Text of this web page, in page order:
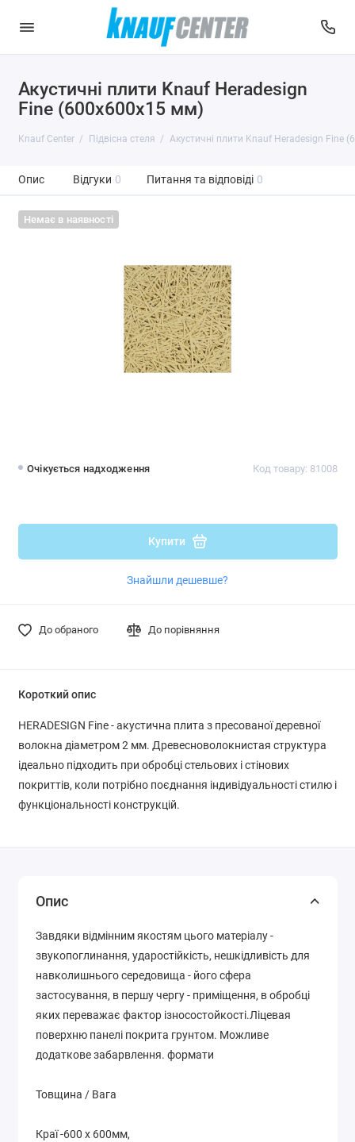
Акустичні плити Knauf Heradesign
Fine (600x600x15 мм)
Knauf Center Підвісна стеля Акустичні плити Knauf Heradesign Fine
Опис Відгуки 0 Питання та відповіді 0
Немає в наявності
Очікується надходження Код товару: 81008
Купити
Знайшли дешевше?
До обраного До порівняння
Короткий опис
HERADESIGN Fine - акустична плита з пресованої деревної
волокна діаметром 2 мм. Древесноволокнистая структура
ідеально підходить при обробці стельових і стінових
покриттів, коли потрібно поєднання індивідуальності стилю і
функціональності конструкцій.
Опис
Завдяки відмінним якостям цього матеріалу -
звукопоглинання, ударостійкість, нешкідливість для
навколишнього середовища - його сфера
застосування, в першу чергу - приміщення, в обробці
яких переважає фактор ізносостойкості.Ліцевая
поверхню панелі покрита грунтом. Можливе
додаткове забарвлення. формати
Товщина / Вага
Краї -600 х 600мм,